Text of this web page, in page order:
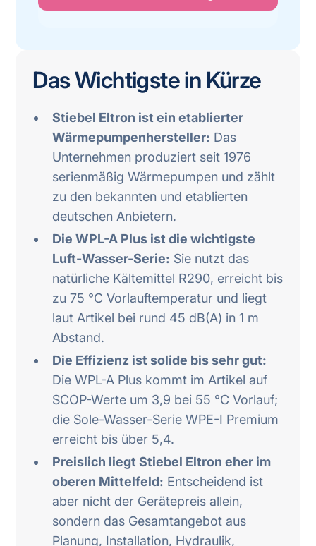
Das Wichtigste in Kürze
Stiebel Eltron ist ein etablierter
Wärmepumpenhersteller: Das
Unternehmen produziert seit 1976
serienmäßig Wärmepumpen und zählt
zu den bekannten und etablierten
deutschen Anbietern.
Die WPL-A Plus ist die wichtigste
Luft-Wasser-Serie: Sie nutzt das
natürliche Kältemittel R290, erreicht bis
zu 75 °C Vorlauftemperatur und liegt
laut Artikel bei rund 45 dB(A) in 1 m
Abstand.
Die Effizienz ist solide bis sehr gut:
Die WPL-A Plus kommt im Artikel auf
SCOP-Werte um 3,9 bei 55 °C Vorlauf;
die Sole-Wasser-Serie WPE-I Premium
erreicht bis über 5,4.
Preislich liegt Stiebel Eltron eher im
oberen Mittelfeld: Entscheidend ist
aber nicht der Gerätepreis allein,
sondern das Gesamtangebot aus
Planung, Installation, Hydraulik,